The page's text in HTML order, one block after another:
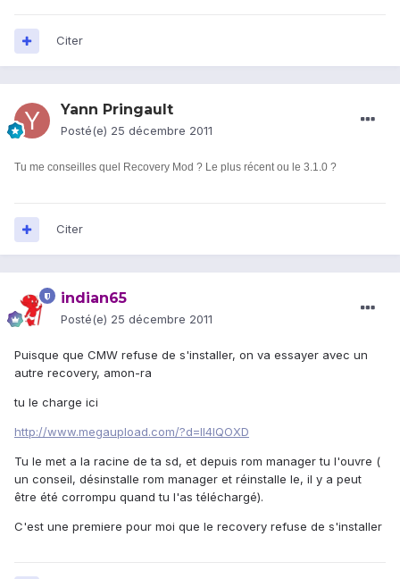
Citer
Yann Pringault
Posté(e) 25 décembre 2011
Tu me conseilles quel Recovery Mod ? Le plus récent ou le 3.1.0 ?
Citer
indian65
Posté(e) 25 décembre 2011
Puisque que CMW refuse de s'installer, on va essayer avec un
autre recovery, amon-ra
tu le charge ici
http://www.megaupload.com/?d=II4IQOXD
Tu le met a la racine de ta sd, et depuis rom manager tu l'ouvre (
un conseil, désinstalle rom manager et réinstalle le, il y a peut
être été corrompu quand tu l'as téléchargé).
C'est une premiere pour moi que le recovery refuse de s'installer